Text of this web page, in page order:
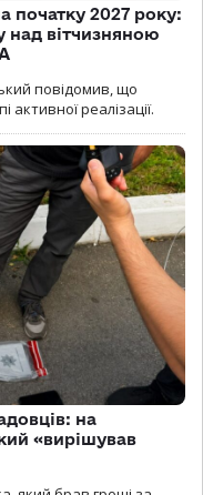
початку 2027 року:
над вітчизняною
повідомив, що
активної реалізації.
на
«вирішував